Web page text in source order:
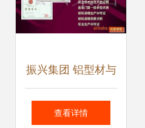
振兴集团 铝型材与
铝电机壳的卓越之
查看详情